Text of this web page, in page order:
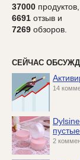
37000 продуктов,
6691 отзыв и
7269 обзоров.
СЕЙЧАС
14
2